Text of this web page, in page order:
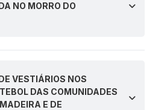
NO MORRO DO
VESTIÁRIOS NOS
DAS COMUNIDADES
E DE